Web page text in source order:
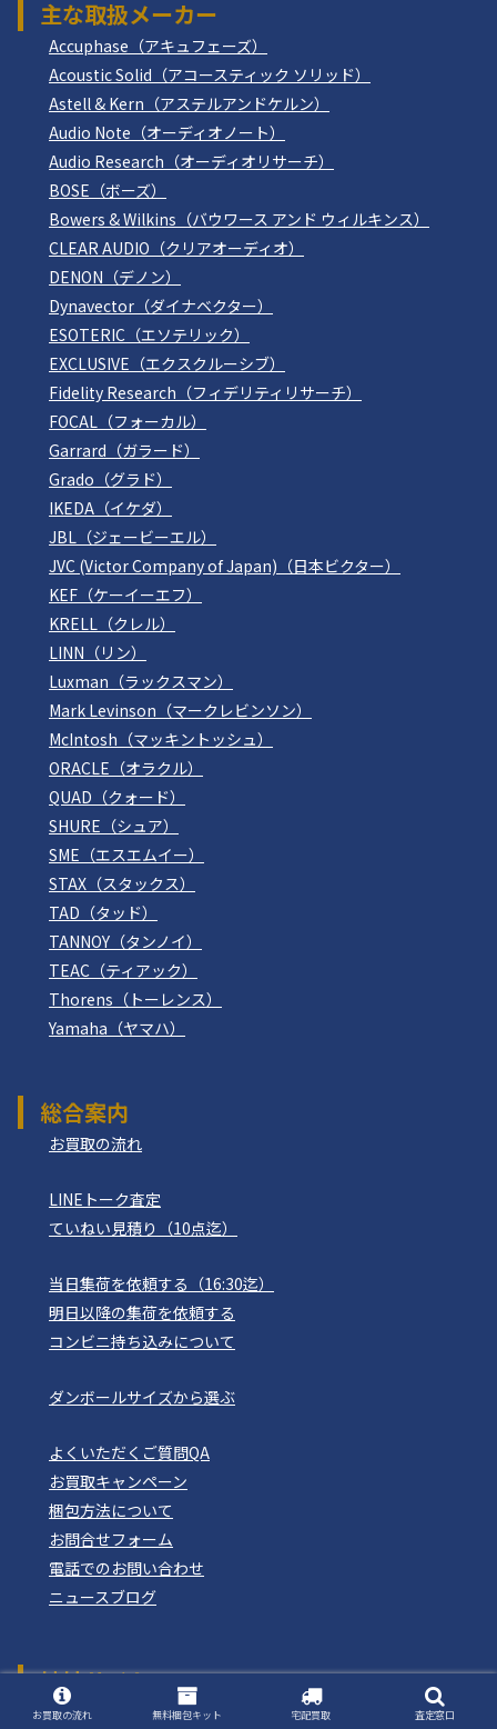
主な取扱メーカー
Accuphase（アキュフェーズ）
Acoustic Solid（アコースティック ソリッド）
Astell & Kern（アステルアンドケルン）
Audio Note（オーディオノート）
Audio Research（オーディオリサーチ）
BOSE（ボーズ）
Bowers & Wilkins（バウワース アンド ウィルキンス）
CLEAR AUDIO（クリアオーディオ）
DENON（デノン）
Dynavector（ダイナベクター）
ESOTERIC（エソテリック）
EXCLUSIVE（エクスクルーシブ）
Fidelity Research（フィデリティリサーチ）
FOCAL（フォーカル）
Garrard（ガラード）
Grado（グラド）
IKEDA（イケダ）
JBL（ジェービーエル）
JVC (Victor Company of Japan)（日本ビクター）
KEF（ケーイーエフ）
KRELL（クレル）
LINN（リン）
Luxman（ラックスマン）
Mark Levinson（マークレビンソン）
McIntosh（マッキントッシュ）
ORACLE（オラクル）
QUAD（クォード）
SHURE（シュア）
SME（エスエムイー）
STAX（スタックス）
TAD（タッド）
TANNOY（タンノイ）
TEAC（ティアック）
Thorens（トーレンス）
Yamaha（ヤマハ）
総合案内
お買取の流れ
LINEトーク査定
ていねい見積り（10点迄）
当日集荷を依頼する（16:30迄）
明日以降の集荷を依頼する
コンビニ持ち込みについて
ダンボールサイズから選ぶ
よくいただくご質問QA
お買取キャンペーン
梱包方法について
お問合せフォーム
電話でのお問い合わせ
ニュースブログ
姉妹サイト
おもちゃ買取ドットJP
お買取の流れ 無料梱包キット 宅配買取 査定窓口